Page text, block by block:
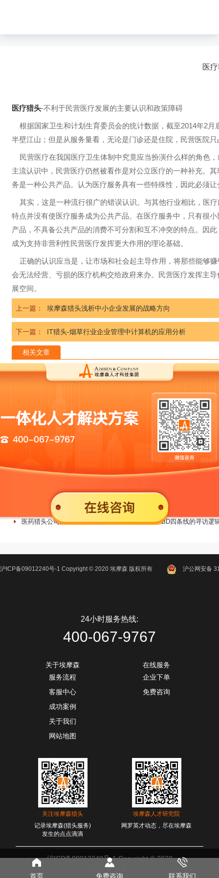
医
医疗猎头-不利于民营医疗发展的主要认识和政策障碍
根据国家卫生和计划生育委员会的统计数据，截至2014年2月
半壁江山；但是从服务量看，无论是门诊还是住院，民营医院
民营医疗在我国医疗卫生体制中究竟应当扮演什么样的角色
主流认识中，民营医疗仍然被看作是对公立医疗的一种补充。
务是一种公共产品。认为医疗服务具有一些特殊性，因此必须
其实，这是一种流行很广的错误认识。与其他行业相比，医
特点并没有使医疗服务成为公共产品。在医疗服务中，只有很
产品，不具备公共产品的消费不可分割和互不冲突的特点。因
成为支持非营利性民营医疗发挥更大作用的理论基础。
正确的认识应当是，让市场和社会起主导作用，将那些能够
会无法经营、亏损的医疗机构交给政府来办。民营医疗发挥主
展空间。
上一篇： 埃摩森猎头浅析中小企业发展的战略方向
下一篇： IT猎头-烟草行业企业管理中计算机的应用分析
相关文章
企业HR如何利用社会招聘渠道进行招聘？
社招，如何实施进行人才测评？
最新文章
新能源猎头公司实战案例：32天四岗交付背后的寻人方法
芯片半导体猎头能否解决人才卡脖子问题：HR最关心的四个现实问题
人工智能猎头公司的实际能力边界：大模型、CV、NLP、具身智能四
智能制造猎头怎么选：三类核心岗位的人才画像与寻访逻辑
医药猎头公司的服务边界：创新药、临床、注册、BD四条线的寻访逻
沪ICP备09012240号-1 Copyright © 2020 埃摩森 版权所有 沪公网安备
24小时服务热线:
400-067-9767
关于埃摩森
服务流程
客服中心
成功案例
关于我们
网站地图
在线服务
企业下单
免费咨询
关注埃摩森猎头
记录埃摩森(猎头服务)
发生的点点滴滴
埃摩森人才研究院
网罗英才动态，尽在埃摩森
沪ICP备09012240号-1Copyright ©2020
埃摩森 版权所有
首页
免费咨询 联系我们